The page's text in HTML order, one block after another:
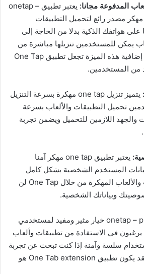
يعتبر تطبيق onetap –
play games instantly مهكر مصدر رائع لتحميل التطبيقات
على هواتفك الذكية بدلا من الحاجة إلى
يمكن للمستخدمين تنزيلها مباشرة من
التطبيق دون أي تكاليف إضافية هذه الميزة تجعل تطبيق One Tap
من المستخدمين.
يتميز تنزيل one tap مهكرة بسرعة التنزيل
تحميل التطبيقات والألعاب بسرعة
والجهد اللازمين للتحميل ويضمن تجربة
يعتبر تطبيق one tap مهكر آمنا
المستخدم الشخصية بشكل كامل
بمجرد تحميل التطبيقات والألعاب المهكرة من خلال One Tap لن
وبياناتك الشخصية.
يعتبر تطبيق onetap – play games خيار مثير ومفيد لمستخدمي
يرغبون في الاستفادة من تطبيقات وألعاب
سلسة وآمنة إذا كنت تبحث عن تجربة
استخدام رائعة وفريدة فقد يكون تطبيق One Tab extension هو